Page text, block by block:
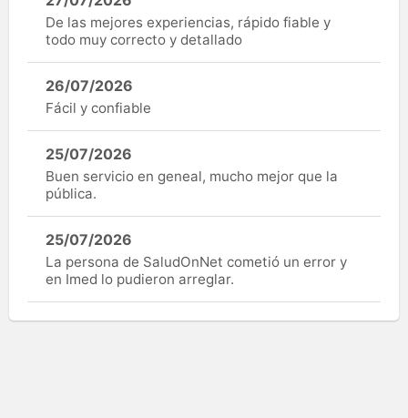
De las mejores experiencias, rápido fiable y
todo muy correcto y detallado
26/07/2026
Fácil y confiable
25/07/2026
Buen servicio en geneal, mucho mejor que la
pública.
25/07/2026
La persona de SaludOnNet cometió un error y
en Imed lo pudieron arreglar.